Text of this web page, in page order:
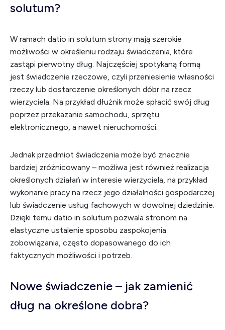
solutum?
W ramach datio in solutum strony mają szerokie
możliwości w określeniu rodzaju świadczenia, które
zastąpi pierwotny dług. Najczęściej spotykaną formą
jest świadczenie rzeczowe, czyli przeniesienie własności
rzeczy lub dostarczenie określonych dóbr na rzecz
wierzyciela. Na przykład dłużnik może spłacić swój dług
poprzez przekazanie samochodu, sprzętu
elektronicznego, a nawet nieruchomości.
Jednak przedmiot świadczenia może być znacznie
bardziej zróżnicowany – możliwa jest również realizacja
określonych działań w interesie wierzyciela, na przykład
wykonanie pracy na rzecz jego działalności gospodarczej
lub świadczenie usług fachowych w dowolnej dziedzinie.
Dzięki temu datio in solutum pozwala stronom na
elastyczne ustalenie sposobu zaspokojenia
zobowiązania, często dopasowanego do ich
faktycznych możliwości i potrzeb.
Nowe świadczenie – jak zamienić
dług na określone dobra?